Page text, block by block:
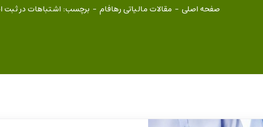
صفحه اصلی مقالات مالیاتی رهافام برچسب: اشتباهات در ثبت